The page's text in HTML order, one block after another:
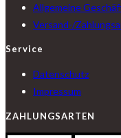
Allgemeine
Versand-/
Service
Datenschutz
Impressum
ZAHLUNGSARTEN